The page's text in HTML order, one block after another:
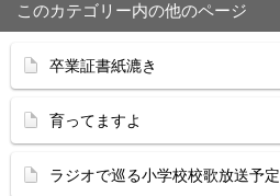
このカテゴリー内の他のページ
卒業証書紙漉き
育ってますよ
ラジオで巡る小学校校歌放送予定